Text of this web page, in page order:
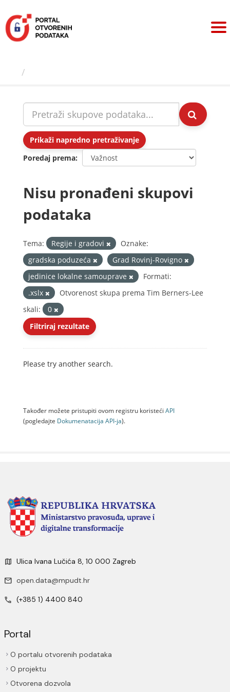
sadržaj
Prikaži napredno pretraživanje
Poredaj prema
Nisu pronađeni skupovi
podataka
Tema: Regije i gradovi
Oznake:
gradska poduzeća
Grad Rovinj-Rovigno
jedinice lokalne samouprave
Formati:
.xslx
Otvorenost skupa prema Tim Berners-Lee
skali:
0
Filtriraj rezultate
Please try another search.
Također možete pristupiti ovom registru koristeći API
(pogledajte Dokumenаtаcijа API-jа).